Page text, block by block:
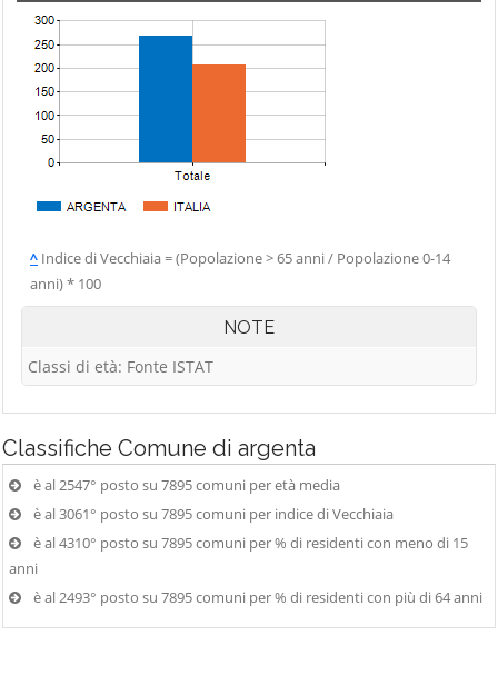
^ Indice di Vecchiaia = (Popolazione > 65 anni / Popolazione 0-14
anni) * 100
NOTE
Classi di età: Fonte ISTAT
Classifiche Comune di argenta
è al 2547° posto su 7895 comuni per età media
è al 3061° posto su 7895 comuni per indice di Vecchiaia
è al 4310° posto su 7895 comuni per % di residenti con meno di 15
anni
è al 2493° posto su 7895 comuni per % di residenti con più di 64 anni